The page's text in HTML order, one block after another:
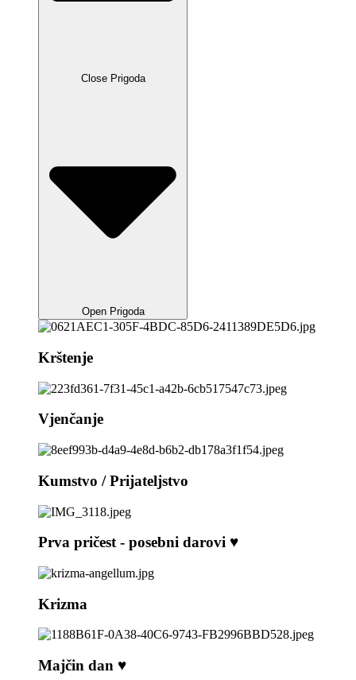
Close Prigoda
Open Prigoda
Krštenje
Vjenčanje
Kumstvo / Prijateljstvo
Prva pričest - posebni darovi ♥️
Krizma
Majčin dan ♥️